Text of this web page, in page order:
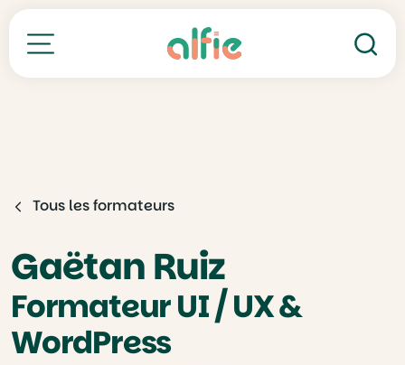
Toutes nos formations
Tous les formateurs
Gaëtan Ruiz
Formateur UI / UX &
WordPress